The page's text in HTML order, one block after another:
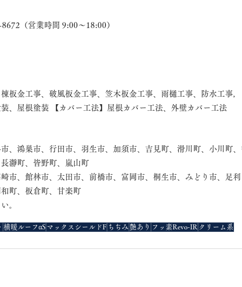
（営業時間 9:00～18:00）
板金工事、破風板金工事、笠木板金工事、雨樋工事、防水工事，
、屋根塗装 【カバー工法】屋根カバー工法、外壁カバー工法
、鴻巣市、行田市、羽生市、加須市、吉見町、滑川町、小川町、
瀞町、皆野町、嵐山町
市、館林市、太田市、前橋市、富岡市、桐生市、みどり市、足利
町、板倉町、甘楽町
。
横暖ルーフαS マックスシールドF ちぢみ 艶あり フッ素Revo-IR クリーム系